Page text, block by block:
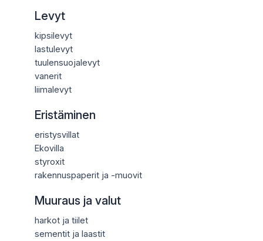
Levyt
kipsilevyt
lastulevyt
tuulensuojalevyt
vanerit
liimalevyt
Eristäminen
eristysvillat
Ekovilla
styroxit
rakennuspaperit ja -muovit
Muuraus ja valut
harkot ja tiilet
sementit ja laastit